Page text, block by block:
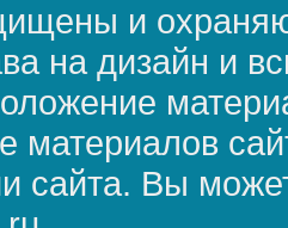
и
на дизайн и
материалов
сайта. Вы